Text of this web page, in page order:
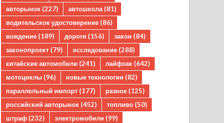
авторынок (227) автошкола (81)
водительское удостоверение (86)
вождение (189) дороги (156) закон (84)
законопроект (79) исследование (288)
китайские автомобили (241) лайфхак (642)
мотоциклы (96) новые технологии (82)
параллельный импорт (177) разное (125)
российский авторынок (452) топливо (50)
штраф (232) электромобили (99)